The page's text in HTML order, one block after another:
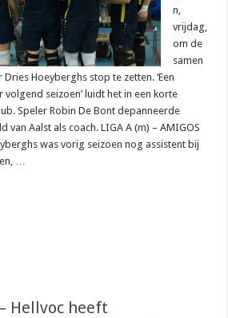
n,
vrijdag,
om de
samen
Hoeyberghs stop te zetten. ‘Een
volgend seizoen’ luidt het in een korte
Speler Robin De Bont depanneerde
van Aalst als coach. LIGA A (m) – AMIGOS
was vorig seizoen nog assistent bij
…
Hellvoc heeft